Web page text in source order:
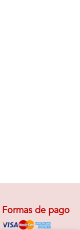
Formas de pago